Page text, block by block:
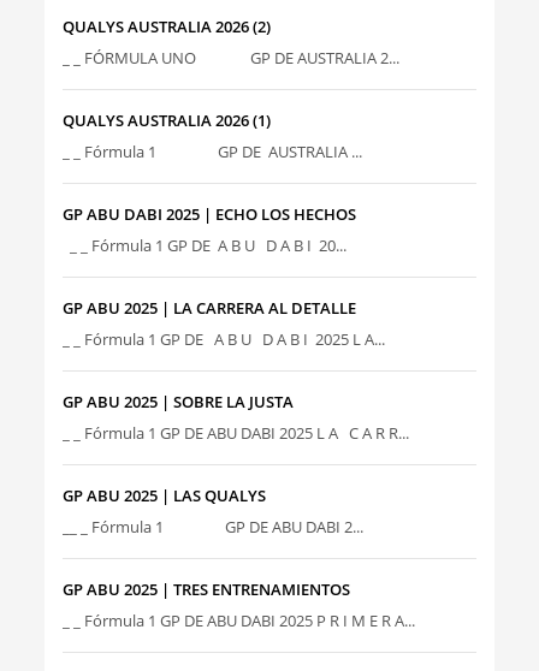
QUALYS AUSTRALIA 2026 (2)
_ _ FÓRMULA UNO GP DE AUSTRALIA 2...
QUALYS AUSTRALIA 2026 (1)
_ _ Fórmula 1 GP DE AUSTRALIA ...
GP ABU DABI 2025 | ECHO LOS HECHOS
_ _ Fórmula 1 GP DE A B U D A B I 20...
GP ABU 2025 | LA CARRERA AL DETALLE
_ _ Fórmula 1 GP DE A B U D A B I 2025 L A...
GP ABU 2025 | SOBRE LA JUSTA
_ _ Fórmula 1 GP DE ABU DABI 2025 L A C A R R...
GP ABU 2025 | LAS QUALYS
__ _ Fórmula 1 GP DE ABU DABI 2...
GP ABU 2025 | TRES ENTRENAMIENTOS
_ _ Fórmula 1 GP DE ABU DABI 2025 P R I M E R A...